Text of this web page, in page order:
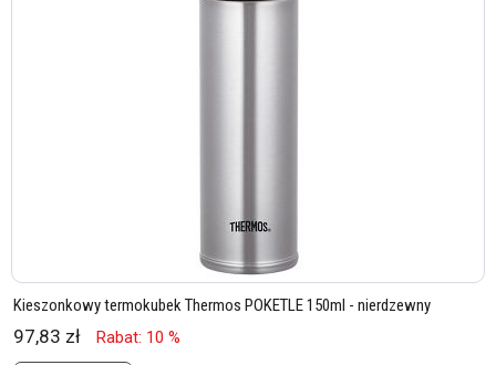
Kieszonkowy termokubek Thermos POKETLE 150ml - nierdzewny
97,83 zł Rabat: 10 %